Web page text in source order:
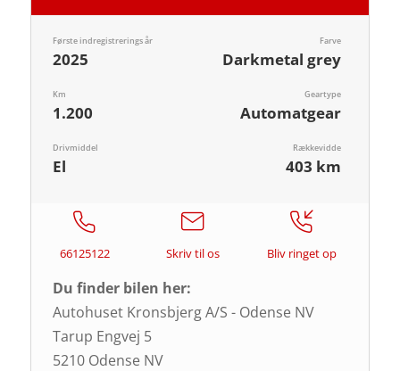
Første indregistrerings år
2025
Farve
Darkmetal grey
Km
1.200
Geartype
Automatgear
Drivmiddel
El
Rækkevidde
403 km
66125122 Skriv til os Bliv ringet op
Du finder bilen her:
Autohuset Kronsbjerg A/S - Odense NV
Tarup Engvej 5
5210 Odense NV